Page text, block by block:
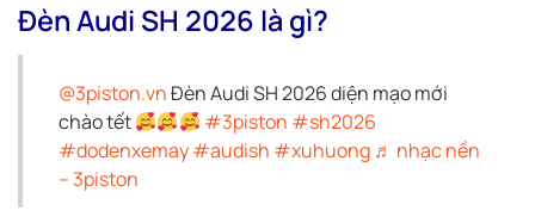
Đèn Audi SH 2026 là gì?
@3piston.vnĐèn Audi SH 2026 diện mạo mới
chào tết
#3piston #sh2026
#dodenxemay#audish #xuhuong ♬ nhạc nền
– 3piston